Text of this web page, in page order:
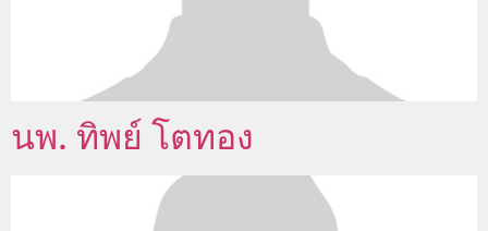
นพ. ทิพย์ โตทอง